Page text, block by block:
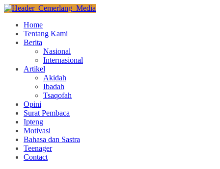
Home
Tentang Kami
Berita
Nasional
Internasional
Artikel
Akidah
Ibadah
Tsaqofah
Opini
Surat Pembaca
Ipteng
Motivasi
Bahasa dan Sastra
Teenager
Contact